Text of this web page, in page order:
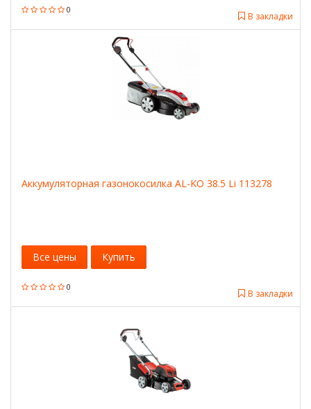
0
В закладки
Аккумуляторная газонокосилка AL-KO 38.5 Li 113278
0
В закладки
Все цены Купить